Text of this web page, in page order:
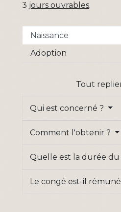
3 jours ouvrables.
Naissance
Adoption
Tout
Qui est concerné ?
Comment l'obtenir ?
Quelle est la durée du
Le congé est-il